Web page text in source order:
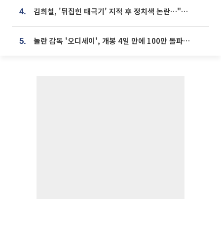
4. 김희철, '뒤집힌 태극기' 지적 후 정치색 논란…"좌우 떠나 우리나라 국기"
5. 놀란 감독 '오디세이', 개봉 4일 만에 100만 돌파⋯'왕사남' 보다 빠르다